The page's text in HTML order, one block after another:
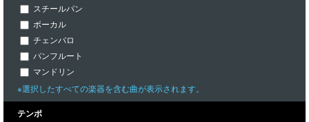
スチールパン
ボーカル
チェンバロ
パンフルート
マンドリン
※選択したすべての楽器を含む曲が表示されます。
テンポ